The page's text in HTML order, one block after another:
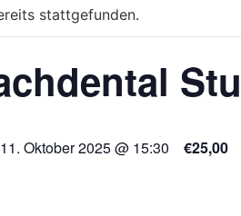
stattgefunden.
11. Oktober 2025 @ 15:30 €25,00